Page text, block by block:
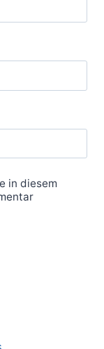
in diesem